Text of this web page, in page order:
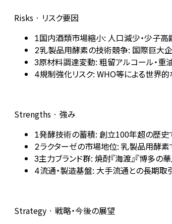
Risks · リスク要因
1国内酒類市場縮小: 人口減少・少子高
2乳製品用酵素の技術競争: 国際巨大
3原材料調達変動: 粗留アルコール・重
4規制強化リスク: WHO等による世界
Strengths · 強み
1発酵技術の蓄積: 創立100年超の歴史
2ラクターゼの市場地位: 乳製品用酵素
3主力ブランド群: 焼酎『海渡』『博多の華
4流通・製造基盤: 大手流通との長期
Strategy · 戦略・今後の展望